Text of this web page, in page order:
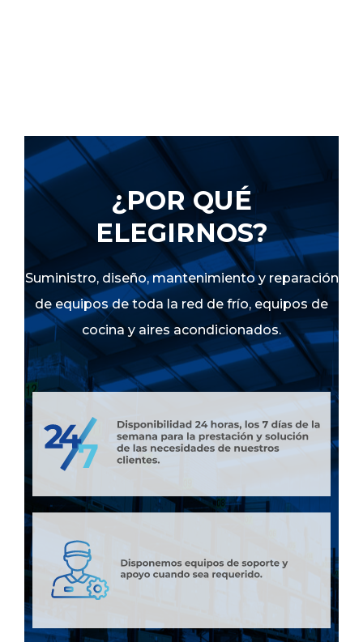
¿POR QUÉ
ELEGIRNOS?
Suministro, diseño, mantenimiento y reparación
de equipos de toda la red de frío, equipos de
cocina y aires acondicionados.